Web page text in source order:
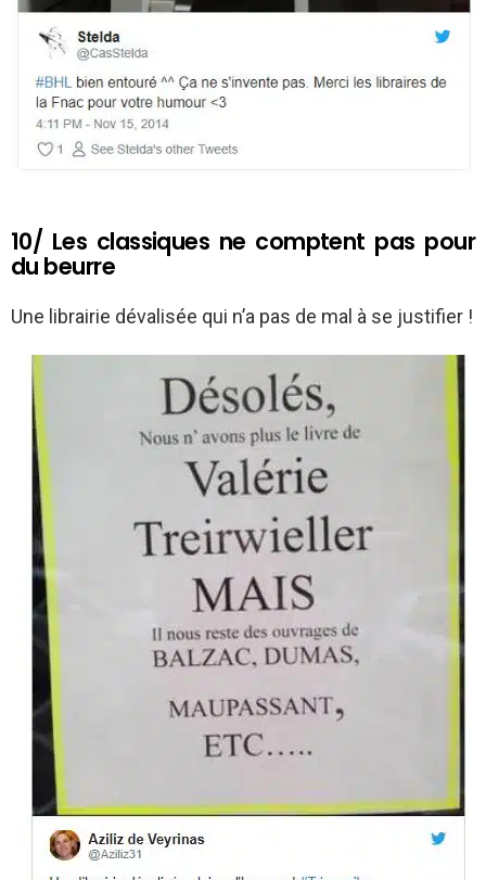
10/ Les classiques ne comptent pas pour
du beurre
Une librairie dévalisée qui n’a pas de mal à se justifier !